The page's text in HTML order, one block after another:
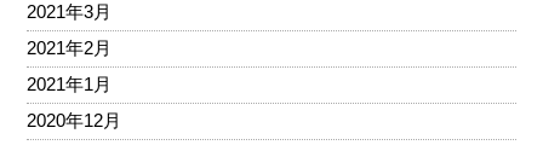
2021年3月
2021年2月
2021年1月
2020年12月